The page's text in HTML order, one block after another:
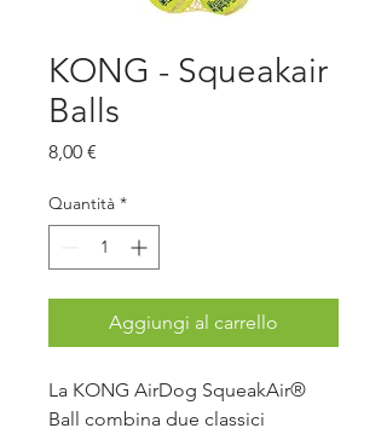
KONG - Squeakair
Balls
8,00 €
Quantità *
Aggiungi al carrello
La KONG AirDog SqueakAir®
Ball combina due classici